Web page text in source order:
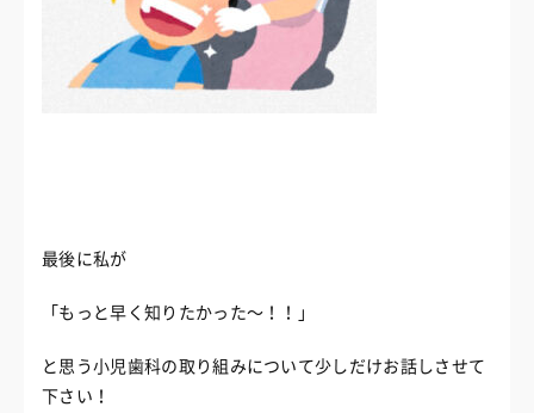
最後に私が
「もっと早く知りたかった〜！！」
と思う小児歯科の取り組みについて少しだけお話しさせて
下さい！